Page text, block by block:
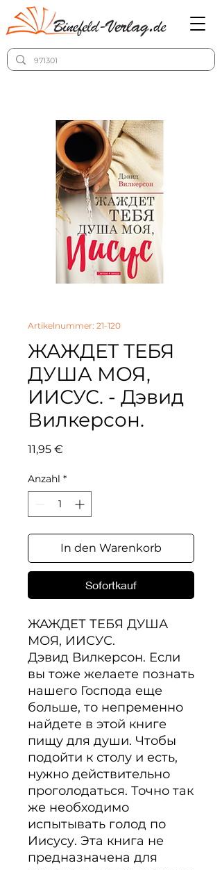
Artikelnummer: 21-120
ЖАЖДЕТ ТЕБЯ
ДУША МОЯ,
ИИСУС. - Дэвид
Вилкерсон.
11,95 €
Anzahl *
In den Warenkorb
Sofortkauf
ЖАЖДЕТ ТЕБЯ ДУША
МОЯ, ИИСУС.
Дэвид Вилкерсон. Если
вы тоже желаете познать
нашего Господа еще
больше, то непременно
найдете в этой книге
пищу для души. Чтобы
подойти к столу и есть,
нужно действительно
проголодаться. Точно так
же необходимо
испытывать голод по
Иисусу. Эта книга не
предназначена для